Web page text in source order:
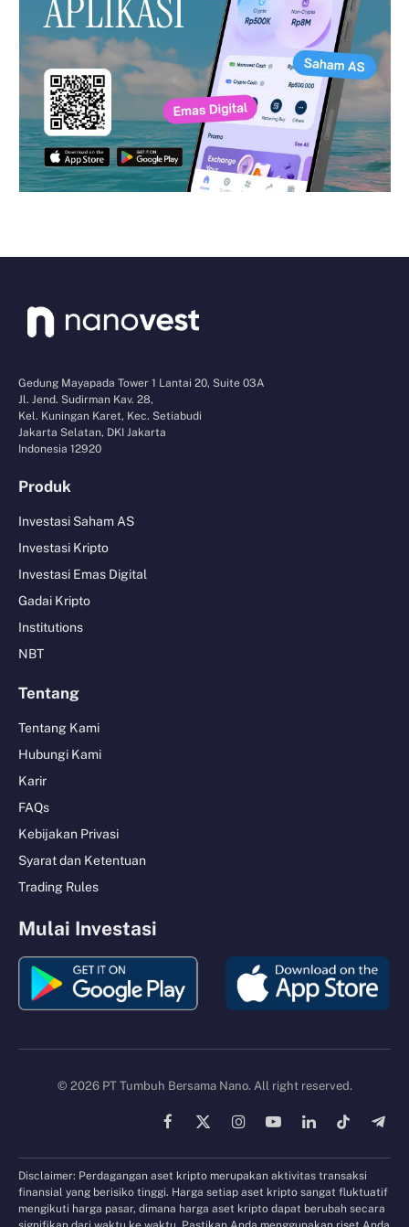
Gedung Mayapada Tower 1 Lantai 20, Suite 03A
Jl. Jend. Sudirman Kav. 28,
Kel. Kuningan Karet, Kec. Setiabudi
Jakarta Selatan, DKI Jakarta
Indonesia 12920
Produk
Investasi Saham AS
Investasi Kripto
Investasi Emas Digital
Gadai Kripto
Institutions
NBT
Tentang
Tentang Kami
Hubungi Kami
Karir
FAQs
Kebijakan Privasi
Syarat dan Ketentuan
Trading Rules
Mulai Investasi
© 2026 PT Tumbuh Bersama Nano. All right reserved.
Facebook
X
InstagramYouTubeLinkedInTikTok
Disclaimer: Perdagangan aset kripto merupakan aktivitas transaksi
finansial yang berisiko tinggi. Harga setiap aset kripto sangat fluktuatif
mengikuti harga pasar, dimana harga aset kripto dapat berubah secara